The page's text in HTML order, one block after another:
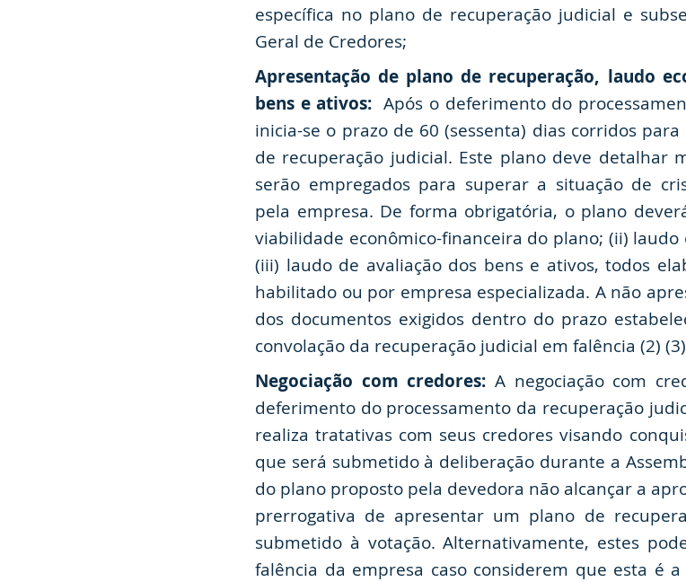
específica no plano de recuperação judicial e
Geral de Credores;
Apresentação de plano de recuperação, laudo
bens e ativos: Após o deferimento do
inicia-se o prazo de 60 (sessenta) dias corridos
de recuperação judicial. Este plano deve detalhar
serão empregados para superar a situação de
pela empresa. De forma obrigatória, o plano
viabilidade econômico-financeira do plano; (ii)
(iii) laudo de avaliação dos bens e ativos, todos
habilitado ou por empresa especializada. A não
dos documentos exigidos dentro do prazo
convolação da recuperação judicial em falência (2)
Negociação com credores: A negociação com
deferimento do processamento da recuperação
realiza tratativas com seus credores visando
que será submetido à deliberação durante a
do plano proposto pela devedora não alcançar a
prerrogativa de apresentar um plano de
submetido à votação. Alternativamente, estes
falência da empresa caso considerem que esta é